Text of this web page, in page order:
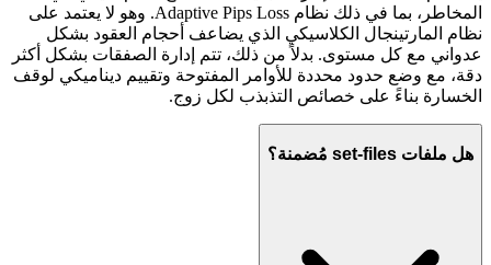
المخاطر، بما في ذلك نظام Adaptive Pips Loss. وهو لا يعتمد على
نظام المارتينجال الكلاسيكي الذي يضاعف أحجام العقود بشكل
عدواني مع كل مستوى. بدلاً من ذلك، تتم إدارة الصفقات بشكل أكثر
دقة، مع وضع حدود محددة للأوامر المفتوحة وتقييم ديناميكي لوقف
الخسارة بناءً على خصائص التذبذب لكل زوج.
هل ملفات set-files مُضمنة؟